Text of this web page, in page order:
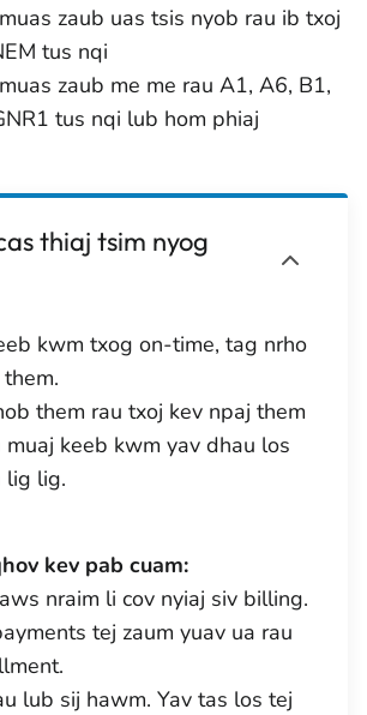
zaub uas tsis nyob rau ib txoj
tus nqi
zaub me me rau A1, A6, B1,
tus nqi lub hom phiaj
thiaj tsim nyog
kwm txog on-time, tag nrho
them rau txoj kev npaj them
muaj keeb kwm yav dhau los
lig lig.
kev pab cuam:
nraim li cov nyiaj siv billing.
tej zaum yuav ua rau
lub sij hawm. Yav tas los tej